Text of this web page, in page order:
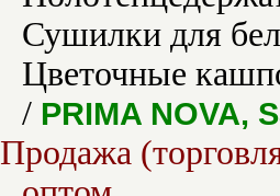
Сушилки для
Цветочные
/ PRIMA NOVA,
Продажа